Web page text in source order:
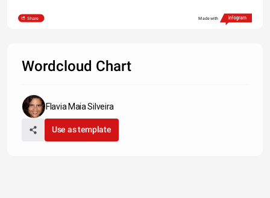
Share Made with
Wordcloud Chart
Flavia Maia Silveira
Use as template